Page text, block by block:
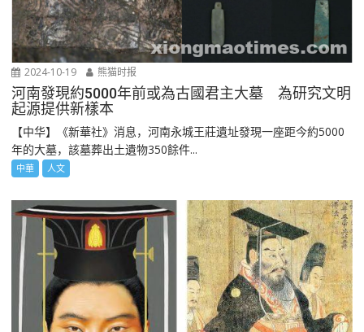
2024-10-19 熊猫时报
河南發現約5000年前或為古國君主大墓 為研究文明
起源提供新樣本
【中华】《新華社》消息，河南永城王莊遺址發現一座距今約5000
年的大墓，該墓葬出土遺物350餘件...
中華 人文